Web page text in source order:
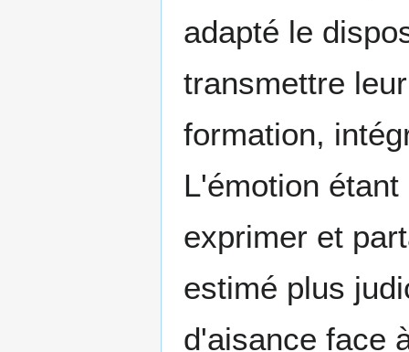
adapté le
transmettre
formation,
L'émotion
exprimer et
estimé plus
d'aisance face